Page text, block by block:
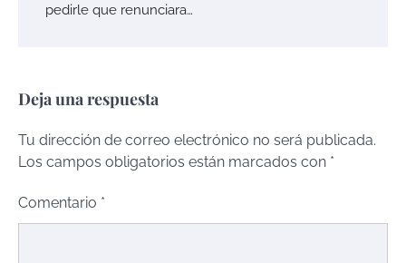
pedirle que renunciara…
Deja una respuesta
Tu dirección de correo electrónico no será publicada.
Los campos obligatorios están marcados con *
Comentario *